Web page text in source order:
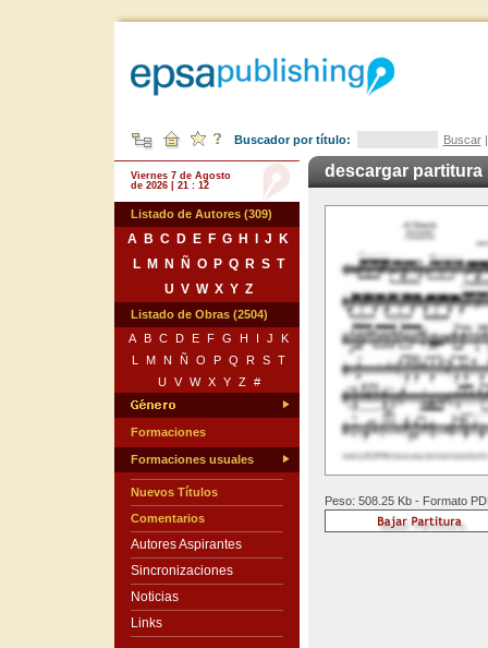
Buscador por título: Buscar
Viernes 7 de Agosto
de 2026 | 21 : 12
Listado de Autores (309)
A B C D E F G H J
K
L
M N Ñ O P Q R S T
U V W X Y Z
Listado de Obras (2504)
A
B C D E F G H I J
K
L
M N Ñ O P Q R S T
U
V W X Y Z #
Formaciones
Formaciones usuales
Nuevos Títulos
Comentarios
Autores Aspirantes
Sincronizaciones
Noticias
Links
descargar partitura
Peso: 508.25 Kb - Formato